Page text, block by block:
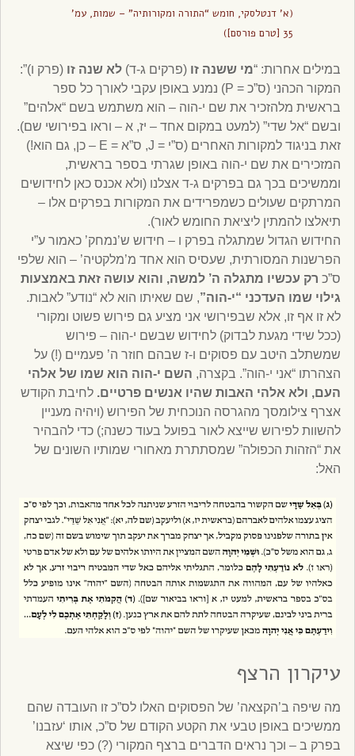
(א’ דנטלסקי, חומש “התורה ומקורותיה” – שמות, עמ’
35 [טרם פורסם])
במילים אחרות: “מי ששנה זו (פרקים ג-ד)לא שנה זו (פרק ו)”:
המקור הכהני (ס”כ = P) נמנע באופן עקבי לאורך כל ספר
בראשית מלהזכיר את שם י-הוה – הוא משתמש בשם “אלהים”
ובשם “אל שדי” (למעט במקום אחד – יז, א – וראו בפירושי שם).
זאת בניגוד למקורות האחרים (ס”י = J, ס”א = E – כן, גם הוא!)
המזכירים את שם י-הוה באופן שגרתי בספר בראשית,
וממשיכים בכך גם בפרקים ג-ד אצלנו (ולא אכנס כאן לחידושים
המרתקים שעולים כשמפרידים את המקורות בפרקים אלו –
תיאלצו להמתין ליציאת החומש לאור).
החידוש הגדול שמתגלה בפרק ו – חידוש ש’נמחק’ כאמור ע”י
הפרשנות המסורתית, שעסיס הוא אחד מ’מלקטיה’ – הוא שלפי
ס”כ רק עכשיו מתגלה ה’ למשה, והוא עושה זאת באמצעות
גילוי שמו העדכני “י-הוה”, שם שאיתו הוא לא “נודע” לאבות.
לא זו אף זו, אלא שבפירושי אני מציע גם פירוש פשוט ומקורי
(ככל שידי מגעת לבדוק) לחידוש שבשם י-הוה – פירוש
שמשתלב היטב עם פסוקים ו-ז שבהם חוזר ה’ פעמיים (!) על
הצהרתו “אני י-הוה”. בקצרה, השם י-הוה הוא שמו של אלהי
העם, ולא אלהי האבות שהיו אנשים פרטיים.לחיבת הקודש
אצרף צילומסך מהגרסה הנוכחית של הפירוש (ויהיה מעניין
להשוות לפירוש שייצא לאור בפועל בעוד כשנה;) כדי להבהיר
את “הזהות הכפולה” שמסתתרת מאחורי שמותיו השונים של
האל:
עיקרון הרצף
מה שיפה ב’הקצאה’ של הפסוקים האלו לס”כ זו העובדה שהם
ממשיכים באופן טבעי את הקטע הקודם של ס”כ, אותו ‘עזבנו’
בפרק ב – וכך נראים הדברים ברצף המקורי (?) כפי שיצא